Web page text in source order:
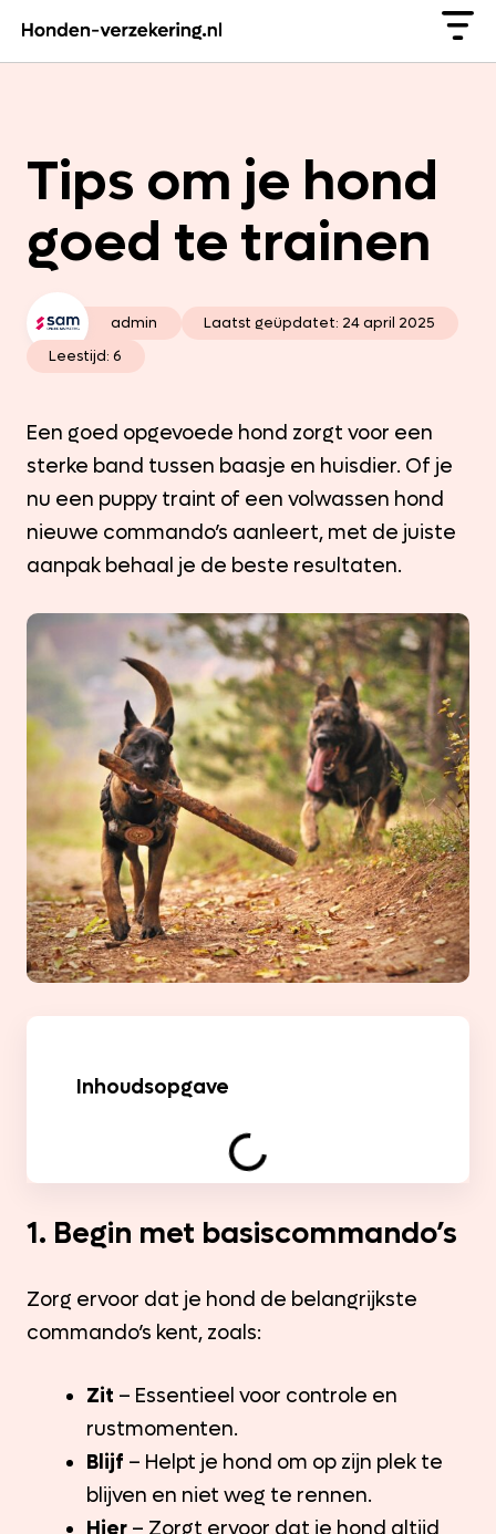
Tips om je hond
goed te trainen
admin Laatst geüpdatet: 24 april 2025
Leestijd: 6
Een goed opgevoede hond zorgt voor een
sterke band tussen baasje en huisdier. Of je
nu een puppy traint of een volwassen hond
nieuwe commando’s aanleert, met de juiste
aanpak behaal je de beste resultaten.
Inhoudsopgave
1. Begin met basiscommando’s
Zorg ervoor dat je hond de belangrijkste
commando’s kent, zoals:
Zit – Essentieel voor controle en
rustmomenten.
Blijf – Helpt je hond om op zijn plek te
blijven en niet weg te rennen.
Hier – Zorgt ervoor dat je hond altijd